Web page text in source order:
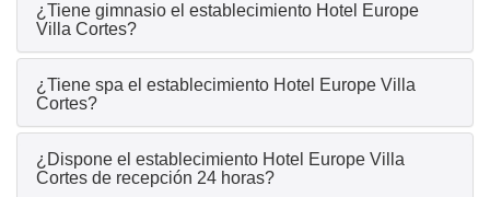
¿Tiene gimnasio el establecimiento Hotel Europe
Villa Cortes?
¿Tiene spa el establecimiento Hotel Europe Villa
Cortes?
¿Dispone el establecimiento Hotel Europe Villa
Cortes de recepción 24 horas?